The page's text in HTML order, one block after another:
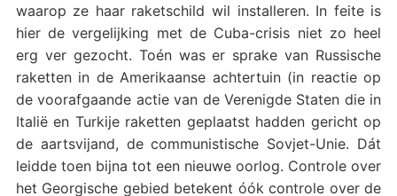
waarop ze haar raketschild wil installeren. In feite is
hier de vergelijking met de Cuba-crisis niet zo heel
erg ver gezocht. Toén was er sprake van Russische
raketten in de Amerikaanse achtertuin (in reactie op
de voorafgaande actie van de Verenigde Staten die in
Italië en Turkije raketten geplaatst hadden gericht op
de aartsvijand, de communistische Sovjet-Unie. Dát
leidde toen bijna tot een nieuwe oorlog. Controle over
het Georgische gebied betekent óók controle over de